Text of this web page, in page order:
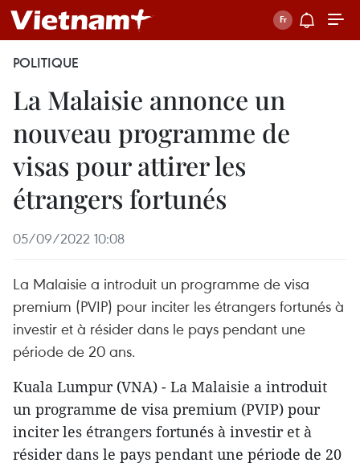
POLITIQUE
La Malaisie annonce un
nouveau programme de
visas pour attirer les
étrangers fortunés
05/09/2022 10:08
La Malaisie a introduit un programme de visa
premium (PVIP) pour inciter les étrangers fortunés à
investir et à résider dans le pays pendant une
période de 20 ans.
Kuala Lumpur (VNA) - La Malaisie a introduit
un programme de visa premium (PVIP) pour
inciter les étrangers fortunés à investir et à
résider dans le pays pendant une période de 20